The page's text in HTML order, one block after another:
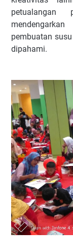
petualangan
pembuatan
dipahami.